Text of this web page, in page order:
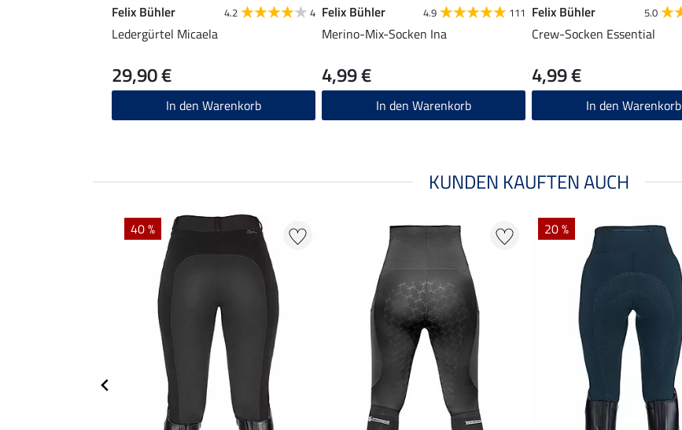
Felix Bühler 4.2 4
Ledergürtel Micaela
29,90 €
In den Warenkorb
Felix Bühler 4.9 111
Merino-Mix-Socken Ina
4,99 €
In den Warenkorb
Felix Bühler 5.0
Crew-Socken Essential
4,99 €
In den Warenkorb
KUNDEN KAUFTEN AUCH
40 % 20 %